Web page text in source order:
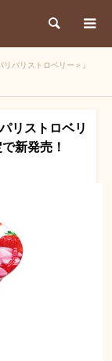
検索
パリストロベリー＞』
リストロベリ
新発売！